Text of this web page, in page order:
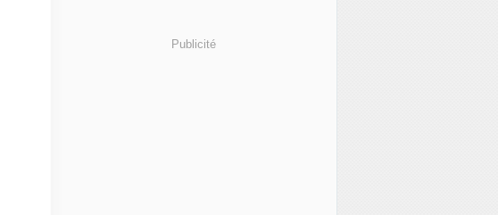
Publicité